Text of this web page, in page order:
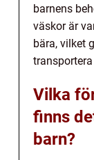
barnens
väskor är
bära, vilket
Vilka
finns
barn?